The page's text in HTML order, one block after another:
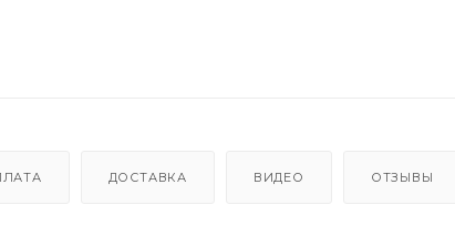
ДОСТАВКА ВИДЕО ОТЗЫВЫ